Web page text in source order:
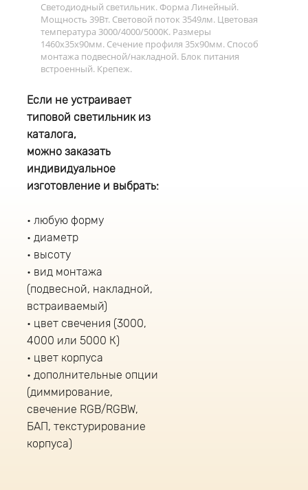
Светодиодный светильник. Форма Линейный.
Мощность 39Вт. Световой поток 3549лм. Цветовая
температура 3000/4000/5000K. Размеры
1460х35x90мм. Сечение профиля 35x90мм. Способ
монтажа подвесной/накладной. Блок питания
встроенный. Крепеж.
Если не устраивает
типовой светильник из
каталога,
можно заказать
индивидуальное
изготовление и выбрать:
любую форму
диаметр
высоту
вид монтажа
(подвесной, накладной,
встраиваемый)
цвет свечения (3000,
4000 или 5000 К)
цвет корпуса
дополнительные опции
(диммирование,
свечение RGB/RGBW,
БАП, текстурирование
корпуса)